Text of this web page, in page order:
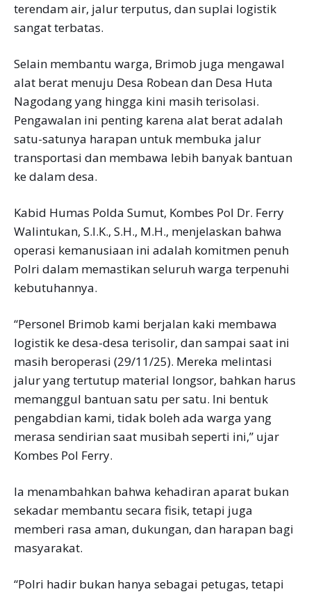
terendam air, jalur terputus, dan suplai logistik
sangat terbatas.
Selain membantu warga, Brimob juga mengawal
alat berat menuju Desa Robean dan Desa Huta
Nagodang yang hingga kini masih terisolasi.
Pengawalan ini penting karena alat berat adalah
satu-satunya harapan untuk membuka jalur
transportasi dan membawa lebih banyak bantuan
ke dalam desa.
Kabid Humas Polda Sumut, Kombes Pol Dr. Ferry
Walintukan, S.I.K., S.H., M.H., menjelaskan bahwa
operasi kemanusiaan ini adalah komitmen penuh
Polri dalam memastikan seluruh warga terpenuhi
kebutuhannya.
“Personel Brimob kami berjalan kaki membawa
logistik ke desa-desa terisolir, dan sampai saat ini
masih beroperasi (29/11/25). Mereka melintasi
jalur yang tertutup material longsor, bahkan harus
memanggul bantuan satu per satu. Ini bentuk
pengabdian kami, tidak boleh ada warga yang
merasa sendirian saat musibah seperti ini,” ujar
Kombes Pol Ferry.
Ia menambahkan bahwa kehadiran aparat bukan
sekadar membantu secara fisik, tetapi juga
memberi rasa aman, dukungan, dan harapan bagi
masyarakat.
“Polri hadir bukan hanya sebagai petugas, tetapi